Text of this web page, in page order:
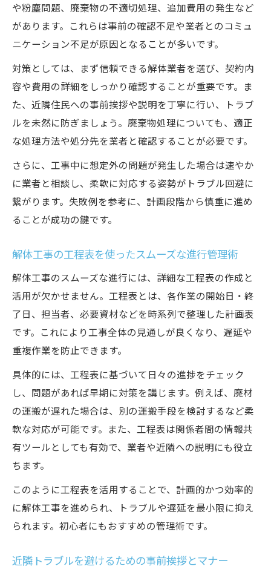
や粉塵問題、廃棄物の不適切処理、追加費用の発生など
があります。これらは事前の確認不足や業者とのコミュ
ニケーション不足が原因となることが多いです。
対策としては、まず信頼できる解体業者を選び、契約内
容や費用の詳細をしっかり確認することが重要です。ま
た、近隣住民への事前挨拶や説明を丁寧に行い、トラブ
ルを未然に防ぎましょう。廃棄物処理についても、適正
な処理方法や処分先を業者と確認することが必要です。
さらに、工事中に想定外の問題が発生した場合は速やか
に業者と相談し、柔軟に対応する姿勢がトラブル回避に
繋がります。失敗例を参考に、計画段階から慎重に進め
ることが成功の鍵です。
解体工事の工程表を使ったスムーズな進行管理術
解体工事のスムーズな進行には、詳細な工程表の作成と
活用が欠かせません。工程表とは、各作業の開始日・終
了日、担当者、必要資材などを時系列で整理した計画表
です。これにより工事全体の見通しが良くなり、遅延や
重複作業を防止できます。
具体的には、工程表に基づいて日々の進捗をチェック
し、問題があれば早期に対策を講じます。例えば、廃材
の運搬が遅れた場合は、別の運搬手段を検討するなど柔
軟な対応が可能です。また、工程表は関係者間の情報共
有ツールとしても有効で、業者や近隣への説明にも役立
ちます。
このように工程表を活用することで、計画的かつ効率的
に解体工事を進められ、トラブルや遅延を最小限に抑え
られます。初心者にもおすすめの管理術です。
近隣トラブルを避けるための事前挨拶とマナー